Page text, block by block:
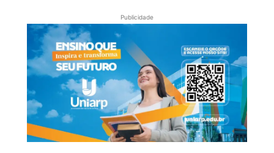
Publicidade